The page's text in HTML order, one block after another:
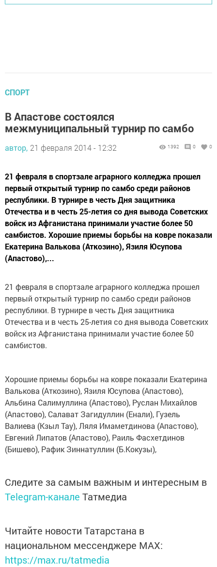
СПОРТ
В Апастове состоялся
межмуниципальный турнир по самбо
автор, 21 февраля 2014 - 12:32 1392 0 0
21 февраля в спортзале аграрного колледжа прошел
первый открытый турнир по самбо среди районов
республики. В турнире в честь Дня защитника
Отечества и в честь 25-летия со дня вывода Советских
войск из Афганистана принимали участие более 50
самбистов. Хорошие приемы борьбы на ковре показали
Екатерина Валькова (Аткозино), Язиля Юсупова
(Апастово),...
21 февраля в спортзале аграрного колледжа прошел
первый открытый турнир по самбо среди районов
республики. В турнире в честь Дня защитника
Отечества и в честь 25-летия со дня вывода Советских
войск из Афганистана принимали участие более 50
самбистов.
Хорошие приемы борьбы на ковре показали Екатерина
Валькова (Аткозино), Язиля Юсупова (Апастово),
Альбина Салимуллина (Апастово), Руслан Михайлов
(Апастово), Салават Загидуллин (Енали), Гузель
Валиева (Кзыл Тау), Ляля Имаметдинова (Апастово),
Евгений Липатов (Апастово), Раиль Фасхетдинов
(Бишево), Рафик Зиннатуллин (Б.Кокузы),
Следите за самым важным и интересным в
Telegram-канале Татмедиа
Читайте новости Татарстана в
национальном мессенджере MАХ:
https://max.ru/tatmedia